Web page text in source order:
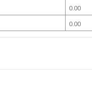
0.00
0.00